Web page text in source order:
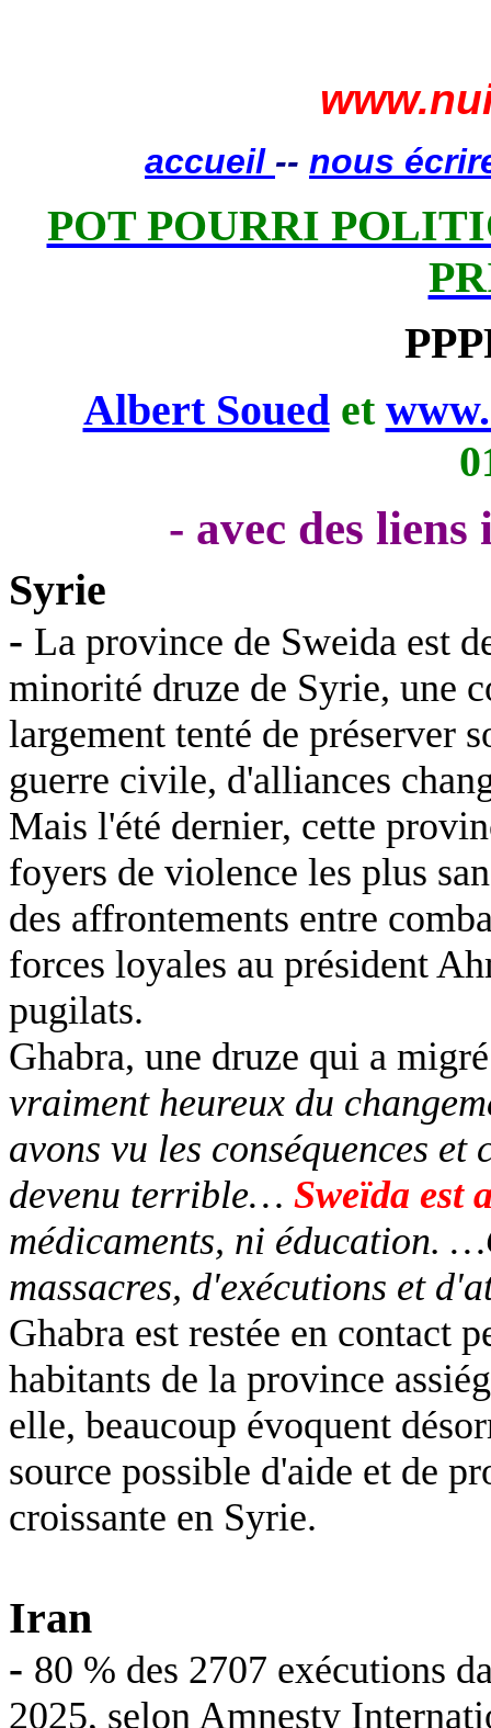
accueil -- nous
POT POURRI
Albert Souedet
- avec des
Syrie
- La province de Sweida est
minorité druze de Syrie, une
largement tenté de préserver
guerre civile, d'alliances
Mais l'été dernier, cette
foyers de violence les plus
des affrontements entre
forces loyales au président
pugilats.
Ghabra, une druze qui a
vraiment heureux du
avons vu les conséquences et
devenu terrible… Sweïda est
médicaments, ni éducation.
massacres, d'exécutions et
Ghabra est restée en contact
habitants de la province
elle, beaucoup évoquent
source possible d'aide et de
croissante en Syrie.
Iran
- 80 % des 2707 exécutions
2025, selon Amnesty